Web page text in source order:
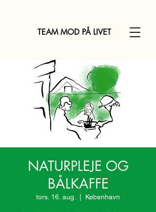
TEAM MOD PÅ LIVET
NATURPLEJE OG
BÅLKAFFE
tors. 16. aug. København